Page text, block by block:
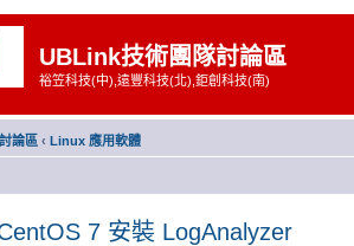
UBLink技術團隊討論區
裕笠科技(中),遠豐科技(北),鉅創科技(南)
論區 ‹ Linux 應用軟體
7 安裝 LogAnalyzer